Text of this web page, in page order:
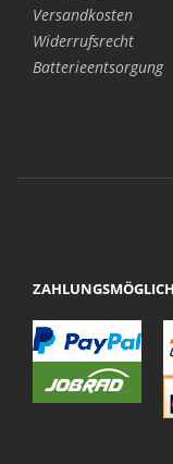
Versandkosten
Widerrufsrecht
Batterieentsorgung